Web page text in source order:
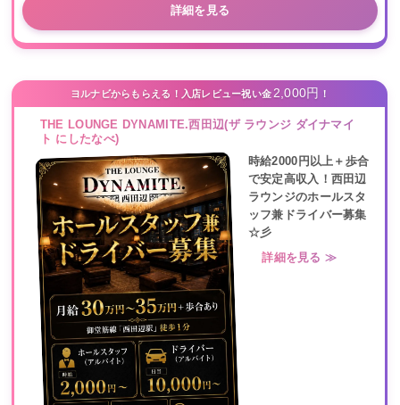
詳細を見る
ヨルナビからもらえる！入店レビュー祝い金2,000円 ！
THE LOUNGE DYNAMITE.西田辺(ザ ラウンジ ダイナマイ
ト にしたなべ)
時給2000円以上＋歩合
で安定高収入！西田辺
ラウンジのホールスタ
ッフ兼ドライバー募集
☆彡
詳細を見る ≫